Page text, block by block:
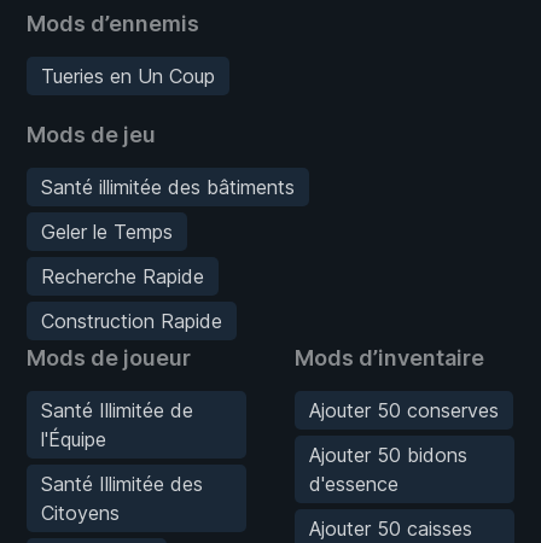
Mods d’ennemis
Tueries en Un Coup
Mods de jeu
Santé illimitée des bâtiments
Geler le Temps
Recherche Rapide
Construction Rapide
Mods de joueur
Santé Illimitée de
l'Équipe
Santé Illimitée des
Citoyens
Mods d’inventaire
Ajouter 50 conserves
Ajouter 50 bidons
d'essence
Ajouter 50 caisses